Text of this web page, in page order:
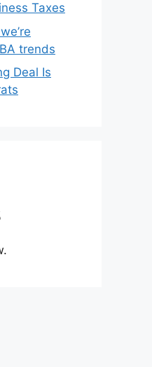
Taxes
trends
Deal Is